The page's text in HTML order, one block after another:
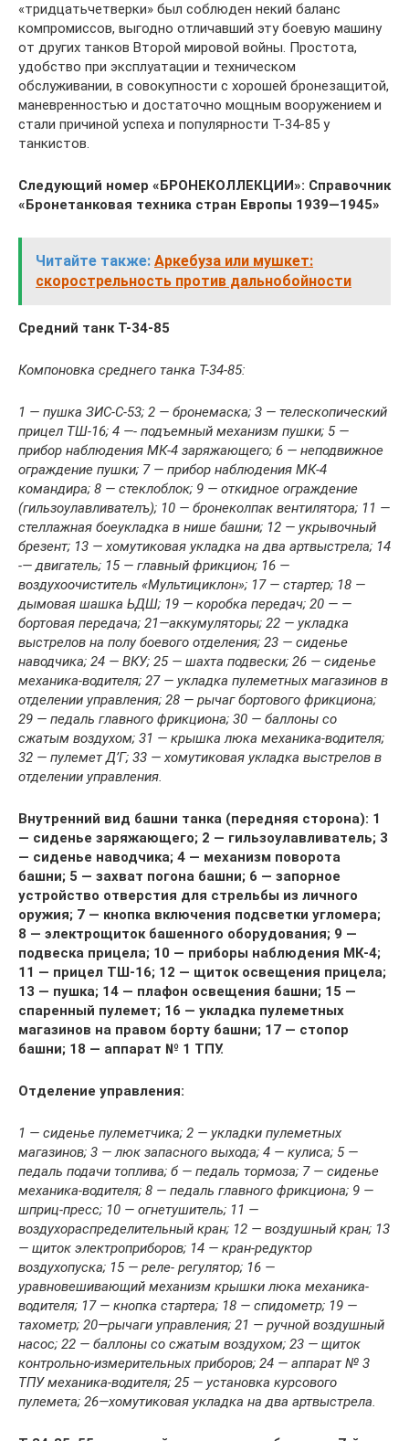
«тридцатьчетверки» был соблюден некий баланс
компромиссов, выгодно отличавший эту боевую машину
от других танков Второй мировой войны. Простота,
удобство при эксплуатации и техническом
обслуживании, в совокупности с хорошей бронезащитой,
маневренностью и достаточно мощным вооружением и
стали причиной успеха и популярности Т-34-85 у
танкистов.
Следующий номер «БРОНЕКОЛЛЕКЦИИ»: Справочник
«Бронетанковая техника стран Европы 1939—1945»
Читайте также: Аркебуза или мушкет:
скорострельность против дальнобойности
Средний танк Т-34-85
Компоновка среднего танка Т-34-85:
1 — пушка ЗИС-С-53; 2 — бронемаска; 3 — телескопический
прицел ТШ-16; 4 —- подъемный механизм пушки; 5 —
прибор наблюдения МК-4 заряжающего; 6 — неподвижное
ограждение пушки; 7 — прибор наблюдения МК-4
командира; 8 — стеклоблок; 9 — откидное ограждение
(гильзоулавливателъ); 10 — бронеколпак вентилятора; 11 —
стеллажная боеукладка в нише башни; 12 — укрывочный
брезент; 13 — хомутиковая укладка на два артвыстрела; 14
-— двигатель; 15 — главный фрикцион; 16 —
воздухоочиститель «Мультициклон»; 17 — стартер; 18 —
дымовая шашка ЬДШ; 19 — коробка передач; 20 — —
бортовая передача; 21—аккумуляторы; 22 — укладка
выстрелов на полу боевого отделения; 23 — сиденье
наводчика; 24 — ВКУ; 25 — шахта подвески; 26 — сиденье
механика-водителя; 27 — укладка пулеметных магазинов в
отделении управления; 28 — рычаг бортового фрикциона;
29 — педаль главного фрикциона; 30 — баллоны со
сжатым воздухом; 31 — крышка люка механика-водителя;
32 — пулемет Д’Г; 33 — хомутиковая укладка выстрелов в
отделении управления.
Внутренний вид башни танка (передняя сторона): 1
— сиденье заряжающего; 2 — гильзоулавливатель; 3
— сиденье наводчика; 4 — механизм поворота
башни; 5 — захват погона башни; 6 — запорное
устройство отверстия для стрельбы из личного
оружия; 7 — кнопка включения подсветки угломера;
8 — электрощиток башенного оборудования; 9 —
подвеска прицела; 10 — приборы наблюдения МК-4;
11 — прицел ТШ-16; 12 — щиток освещения прицела;
13 — пушка; 14 — плафон освещения башни; 15 —
спаренный пулемет; 16 — укладка пулеметных
магазинов на правом борту башни; 17 — стопор
башни; 18 — аппарат № 1 ТПУ.
Отделение управления:
1 — сиденье пулеметчика; 2 — укладки пулеметных
магазинов; 3 — люк запасного выхода; 4 — кулиса; 5 —
педаль подачи топлива; б — педаль тормоза; 7 — сиденье
механика-водителя; 8 — педаль главного фрикциона; 9 —
шприц-пресс; 10 — огнетушитель; 11 —
воздухораспределительный кран; 12 — воздушный кран; 13
— щиток электроприборов; 14 — кран-редуктор
воздухопуска; 15 — реле- регулятор; 16 —
уравновешивающий механизм крышки люка механика-
водителя; 17 — кнопка стартера; 18 — спидометр; 19 —
тахометр; 20—рычаги управления; 21 — ручной воздушный
насос; 22 — баллоны со сжатым воздухом; 23 — щиток
контрольно-измерительных приборов; 24 — аппарат № 3
ТПУ механика-водителя; 25 — установка курсового
пулемета; 26—хомутиковая укладка на два артвыстрела.